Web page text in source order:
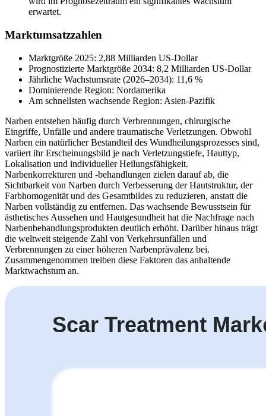
erwartet.
Marktumsatzzahlen
Marktgröße 2025: 2,88 Milliarden US-Dollar
Prognostizierte Marktgröße 2034: 8,2 Milliarden US-Dollar
Jährliche Wachstumsrate (2026–2034): 11,6 %
Dominierende Region: Nordamerika
Am schnellsten wachsende Region: Asien-Pazifik
Narben entstehen häufig durch Verbrennungen, chirurgische
Eingriffe, Unfälle und andere traumatische Verletzungen. Obwohl
Narben ein natürlicher Bestandteil des Wundheilungsprozesses sind,
variiert ihr Erscheinungsbild je nach Verletzungstiefe, Hauttyp,
Lokalisation und individueller Heilungsfähigkeit.
Narbenkorrekturen und -behandlungen zielen darauf ab, die
Sichtbarkeit von Narben durch Verbesserung der Hautstruktur, der
Farbhomogenität und des Gesamtbildes zu reduzieren, anstatt die
Narben vollständig zu entfernen. Das wachsende Bewusstsein für
ästhetisches Aussehen und Hautgesundheit hat die Nachfrage nach
Narbenbehandlungsprodukten deutlich erhöht. Darüber hinaus trägt
die weltweit steigende Zahl von Verkehrsunfällen und
Verbrennungen zu einer höheren Narbenprävalenz bei.
Zusammengenommen treiben diese Faktoren das anhaltende
Marktwachstum an.